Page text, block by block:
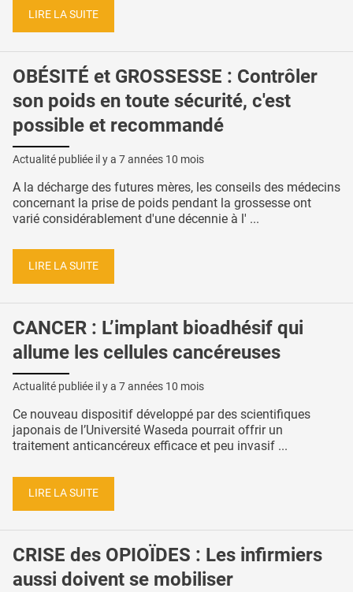
LIRE LA SUITE
OBÉSITÉ et GROSSESSE : Contrôler
son poids en toute sécurité, c'est
possible et recommandé
Actualité publiée il y a 7 années 10 mois
A la décharge des futures mères, les conseils des médecins
concernant la prise de poids pendant la grossesse ont
varié considérablement d'une décennie à l' ...
LIRE LA SUITE
CANCER : L’implant bioadhésif qui
allume les cellules cancéreuses
Actualité publiée il y a 7 années 10 mois
Ce nouveau dispositif développé par des scientifiques
japonais de l’Université Waseda pourrait offrir un
traitement anticancéreux efficace et peu invasif ...
LIRE LA SUITE
CRISE des OPIOÏDES : Les infirmiers
aussi doivent se mobiliser